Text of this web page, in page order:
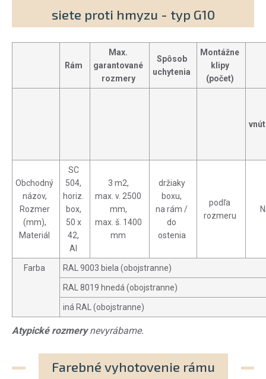
siete proti hmyzu - typ G10
Rám
Max.
garantované
rozmery
Spôsob
uchytenia
Montážne
klipy
(počet)
Obchodný
názov,
Rozmer
(mm),
Materiál
SC
504,
horiz.
box,
50 x
42,
Al
3 m2,
max. v. 2500
mm,
max. š. 1400
mm
držiaky
boxu,
na rám /
do
ostenia
podľa
rozmeru
Farba RAL 9003 biela (obojstranne)
RAL 8019 hnedá (obojstranne)
iná RAL (obojstranne)
Atypické rozmerynevyrábame.
Farebné vyhotovenie rámu